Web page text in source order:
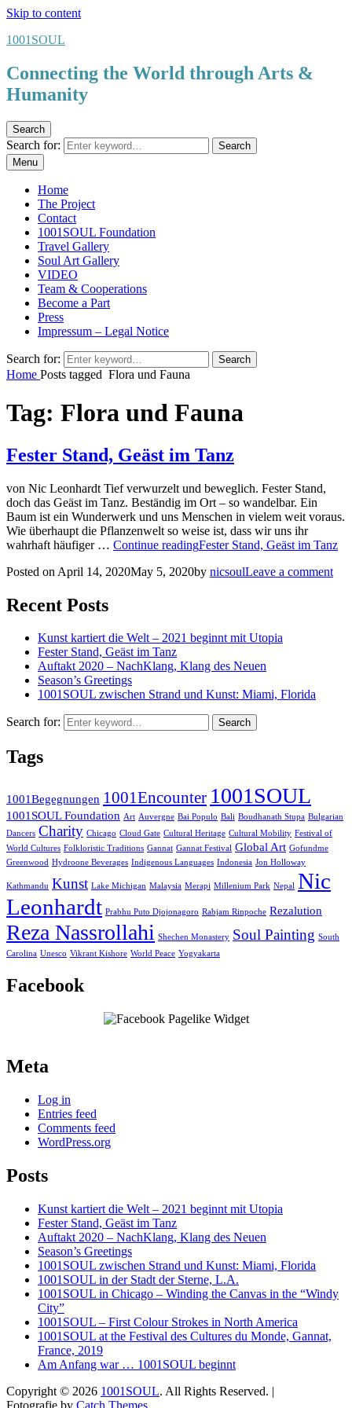
Skip to content
1001SOUL
Connecting the World through Arts &
Humanity
Search
Search for:
Search
Menu
Home
The Project
Contact
1001SOUL Foundation
Travel Gallery
Soul Art Gallery
VIDEO
Team & Cooperations
Become a Part
Press
Impressum – Legal Notice
Search for: Search
Home Posts tagged Flora und Fauna
Tag: Flora und Fauna
Fester Stand, Geäst im Tanz
von Nic Leonhardt Tief verwurzelt und beweglich. Fester Stand,
doch das Geäst im Tanz. Beständig im Ort – so wandelbar. Ein
Baum ist ein Wunderwerk und uns Menschen in vielem weit voraus.
Wie überhaupt die Pflanzenwelt so weise ist, dass wir uns ihr
wahrhaft häufiger … Continue readingFester Stand, Geäst im Tanz
Posted on April 14, 2020May 5, 2020by nicsoulLeave a comment
Recent Posts
Kunst kartiert die Welt – 2021 beginnt mit Utopia
Fester Stand, Geäst im Tanz
Auftakt 2020 – NachKlang, Klang des Neuen
Season’s Greetings
1001SOUL zwischen Strand und Kunst: Miami, Florida
Search for: Search
Tags
1001Begegnungen 1001Encounter 1001SOUL
1001SOUL Foundation Art Auvergne Bai Populo Bali Boudhanath Stupa Bulgarian
Dancers Charity Chicago Cloud Gate Cultural Heritage Cultural Mobility Festival of
World Cultures Folkloristic Traditions Gannat Gannat Festival Global Art Gofundme
Greenwood Hydroone Beverages Indigenous Languages Indonesia Jon Holloway
Kathmandu Kunst Lake Michigan Malaysia Merapi Millenium Park Nepal Nic
Leonhardt Prabhu Puto Djojonagoro Rabjam Rinpoche Rezalution
Reza Nassrollahi Shechen Monastery Soul Painting South
Carolina Unesco Vikrant Kishore World Peace Yogyakarta
Facebook
Meta
Log in
Entries feed
Comments feed
WordPress.org
Posts
Kunst kartiert die Welt – 2021 beginnt mit Utopia
Fester Stand, Geäst im Tanz
Auftakt 2020 – NachKlang, Klang des Neuen
Season’s Greetings
1001SOUL zwischen Strand und Kunst: Miami, Florida
1001SOUL in der Stadt der Sterne, L.A.
1001SOUL in Chicago – Winding the Canvas in the “Windy
City”
1001SOUL – First Colour Strokes in North America
1001SOUL at the Festival des Cultures du Monde, Gannat,
France, 2019
Am Anfang war … 1001SOUL beginnt
Copyright © 2026 1001SOUL. All Rights Reserved. |
Fotografie by Catch Themes